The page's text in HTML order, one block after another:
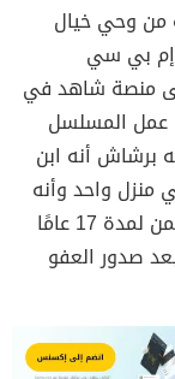
من وحي خيال
إم بي سي
حلقاته على منصة شاهد في
عمل المسلسل
برشاش أنه ابن
واحد وأنه
لم يكن ضمن أفراد العصابة لأنه ظل في اليمن لمدة 17 عامًا
بعد صدور العفو